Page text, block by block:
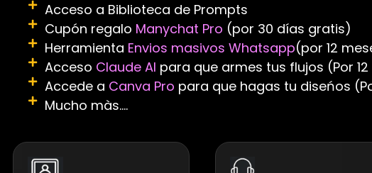
Acceso a Biblioteca de Prompts
Cupón regalo Manychat Pro (por 30 días gratis)
Herramienta Envios masivos Whatsapp(por 12
Acceso Claude AI para que armes tus flujos (Por
Accede a Canva Pro para que hagas tu diseńos
Mucho màs....